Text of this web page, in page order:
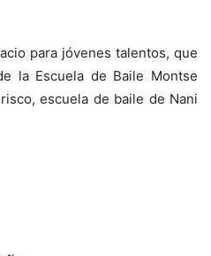
para jóvenes talentos, que
la Escuela de Baile Montse
escuela de baile de Nani